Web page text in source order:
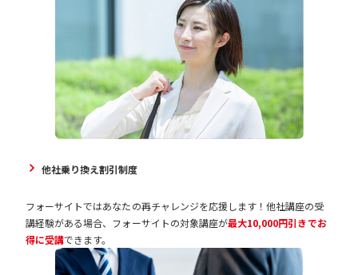
他社乗り換え割引制度
フォーサイトではあなたの再チャレンジを応援します！他社講座の受
講経験がある場合、フォーサイトの対象講座が最大10,000円引きでお
得に受講できます。